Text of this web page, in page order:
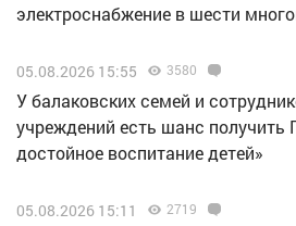
электроснабжение в шести
05.08.2026 15:55 3580
У балаковских семей и
учреждений есть шанс получить
достойное воспитание детей»
05.08.2026 15:11 2719